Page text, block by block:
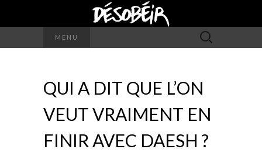
MENU Rechercher :
QUI A DIT QUE L’ON
VEUT VRAIMENT EN
FINIR AVEC DAESH ?